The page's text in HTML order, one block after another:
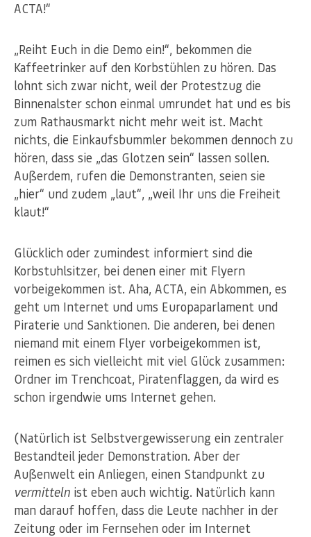
ACTA!“
„Reiht Euch in die Demo ein!“, bekommen die
Kaffeetrinker auf den Korbstühlen zu hören. Das
lohnt sich zwar nicht, weil der Protestzug die
Binnenalster schon einmal umrundet hat und es bis
zum Rathausmarkt nicht mehr weit ist. Macht
nichts, die Einkaufsbummler bekommen dennoch zu
hören, dass sie „das Glotzen sein“ lassen sollen.
Außerdem, rufen die Demonstranten, seien sie
„hier“ und zudem „laut“, „weil Ihr uns die Freiheit
klaut!“
Glücklich oder zumindest informiert sind die
Korbstuhlsitzer, bei denen einer mit Flyern
vorbeigekommen ist. Aha, ACTA, ein Abkommen, es
geht um Internet und ums Europaparlament und
Piraterie und Sanktionen. Die anderen, bei denen
niemand mit einem Flyer vorbeigekommen ist,
reimen es sich vielleicht mit viel Glück zusammen:
Ordner im Trenchcoat, Piratenflaggen, da wird es
schon irgendwie ums Internet gehen.
(Natürlich ist Selbstvergewisserung ein zentraler
Bestandteil jeder Demonstration. Aber der
Außenwelt ein Anliegen, einen Standpunkt zu
vermitteln ist eben auch wichtig. Natürlich kann
man darauf hoffen, dass die Leute nachher in der
Zeitung oder im Fernsehen oder im Internet